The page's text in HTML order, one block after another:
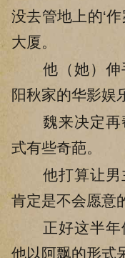
没去管地上的‘
大厦。
他（她）伸
阳秋家的华影娱
魏来决定再
式有些奇葩。
他打算让男
肯定是不会愿意
正好这半年
他以阿飘的形式